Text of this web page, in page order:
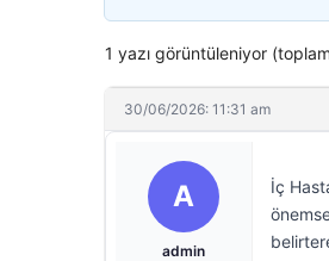
1 yazı görüntüleniyor
30/06/2026: 11:31 am
A
admin
İç